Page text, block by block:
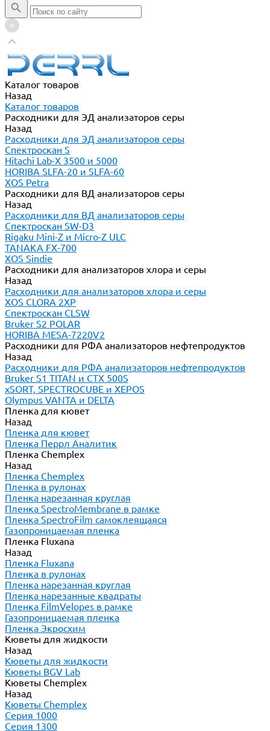
Каталог товаров
Назад
Каталог товаров
Расходники для ЭД анализаторов серы
Назад
Расходники для ЭД анализаторов серы
Спектроскан S
Hitachi Lab-X 3500 и 5000
HORIBA SLFA-20 и SLFA-60
XOS Petra
Расходники для ВД анализаторов серы
Назад
Расходники для ВД анализаторов серы
Спектроскан SW-D3
Rigaku Mini-Z и Micro-Z ULC
TANAKA FX-700
XOS Sindie
Расходники для анализаторов хлора и серы
Назад
Расходники для анализаторов хлора и серы
XOS CLORA 2XP
Спектроскан CLSW
Bruker S2 POLAR
HORIBA MESA-7220V2
Расходники для РФА анализаторов нефтепродуктов
Назад
Расходники для РФА анализаторов нефтепродуктов
Bruker S1 TITAN и CTX 500S
xSORT, SPECTROCUBE и XEPOS
Olympus VANTA и DELTA
Пленка для кювет
Назад
Пленка для кювет
Пленка Перрл Аналитик
Пленка Chemplex
Назад
Пленка Chemplex
Пленка в рулонах
Пленка нарезанная круглая
Пленка SpectroMembrane в рамке
Пленка SpectroFilm самоклеящаяся
Газопроницаемая пленка
Пленка Fluxana
Назад
Пленка Fluxana
Пленка в рулонах
Пленка нарезанная круглая
Пленка нарезанные квадраты
Пленка FilmVelopes в рамке
Газопроницаемая пленка
Пленка Экросхим
Кюветы для жидкости
Назад
Кюветы для жидкости
Кюветы BGV Lab
Кюветы Chemplex
Назад
Кюветы Chemplex
Серия 1000
Серия 1300